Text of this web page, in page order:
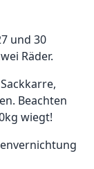
und 30
Räder.
Beachten
wiegt!